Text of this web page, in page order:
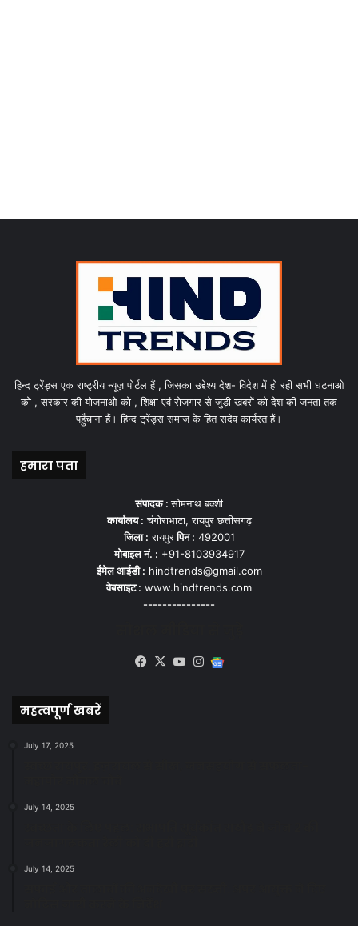
हिन्द ट्रेंड्स एक राष्ट्रीय न्यूज़ पोर्टल हैं , जिसका उद्देश्य देश- विदेश में हो रही सभी घटनाओ
को , सरकार की योजनाओ को , शिक्षा एवं रोजगार से जुड़ी खबरों को देश की जनता तक
पहुँचाना हैं। हिन्द ट्रेंड्स समाज के हित सदेव कार्यरत हैं।
हमारा पता
संपादक :सोमनाथ बक्शी
कार्यालय : चंगोराभाटा, रायपुर छत्तीसगढ़
जिला : रायपुरपिन : 492001
मोबाइल नं. : +91-8103934917
ईमेल आईडी : hindtrends@gmail.com
वेबसाइट : www.hindtrends.com
---------------
Facebook
X YouTubeInstagram
महत्वपूर्ण खबरें
July 17, 2025
July 14, 2025
July 14, 2025